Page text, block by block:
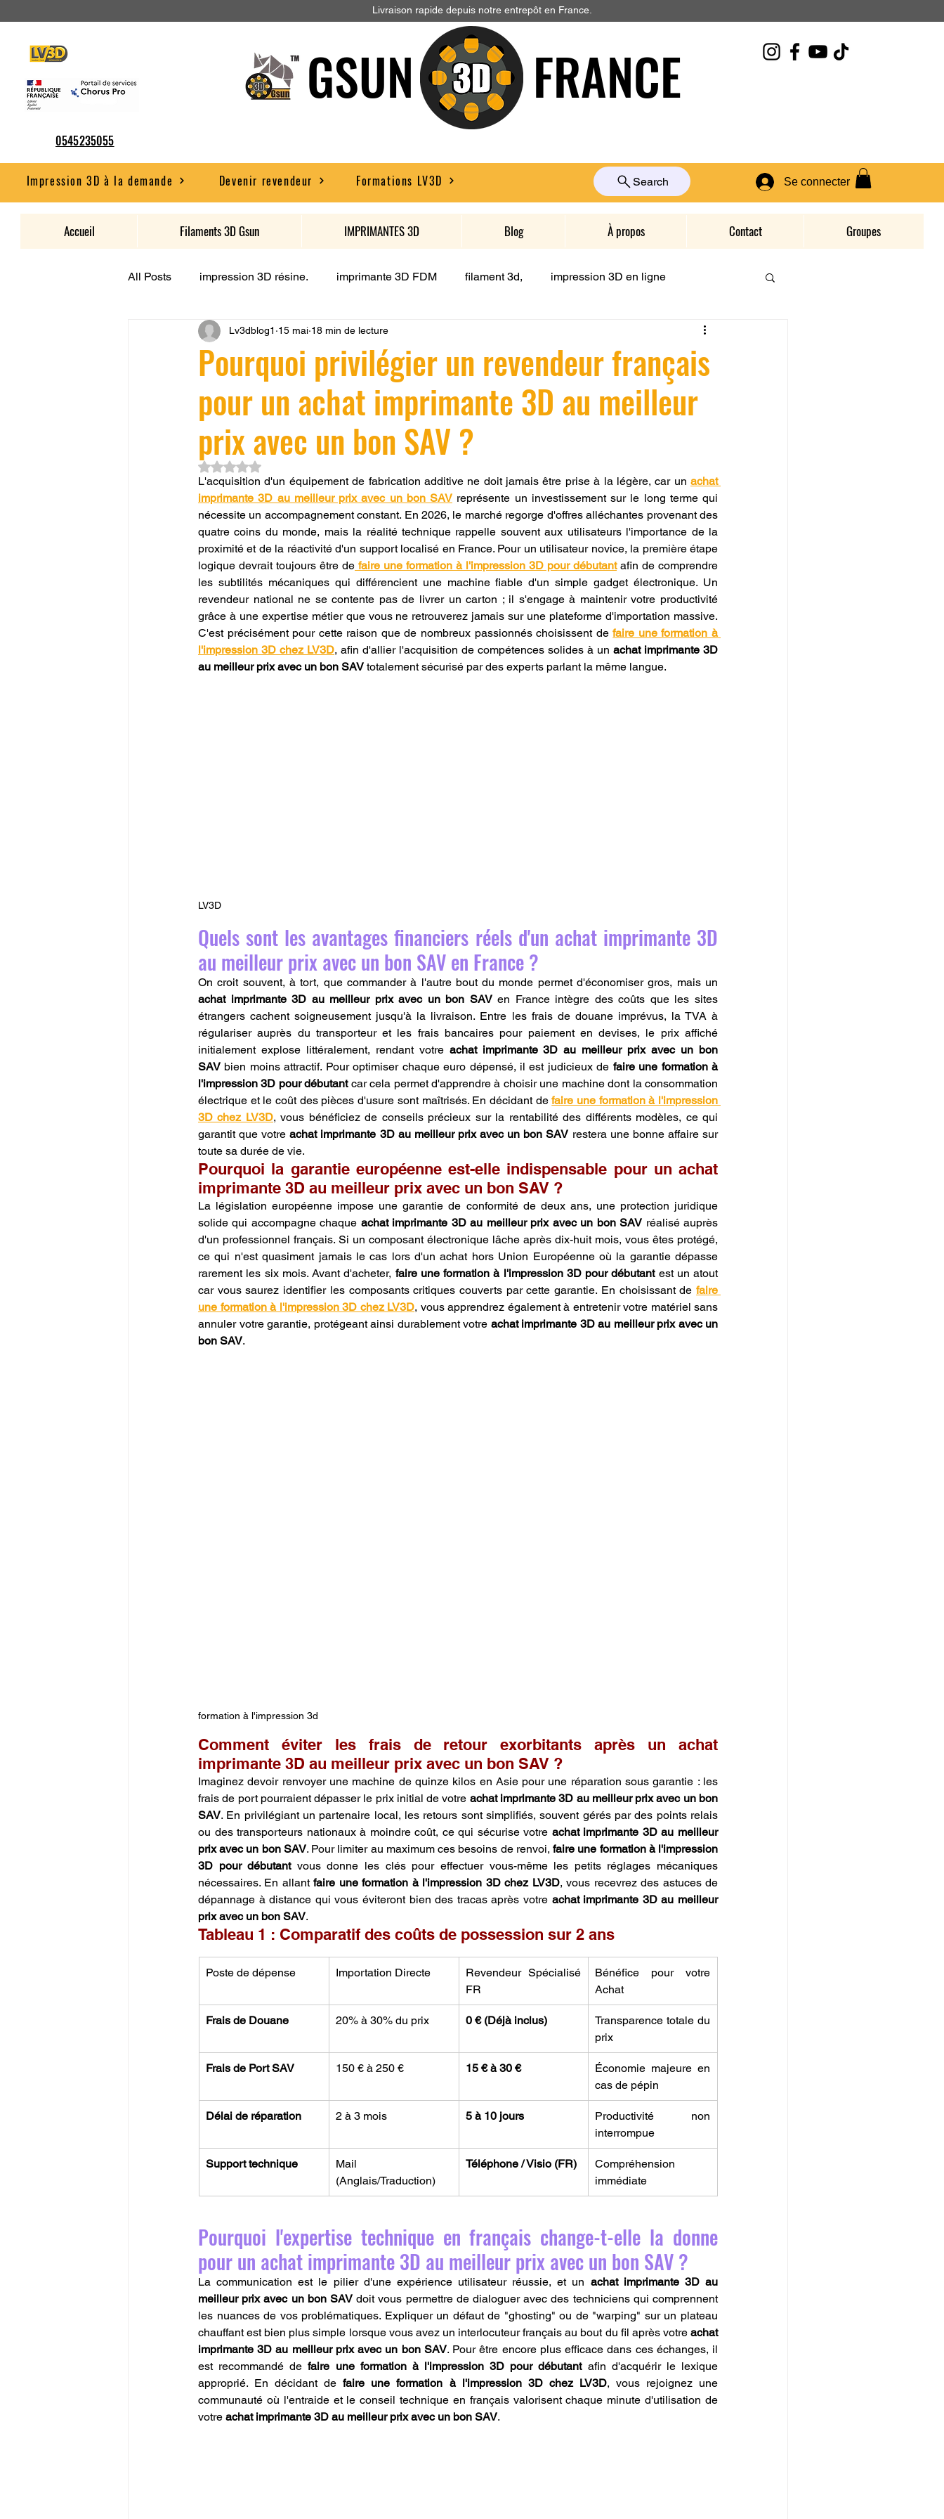
Livraison rapide depuis notre entrepôt en France.
0545235055
GSUN FRANCE
Impression 3D à la demande Devenir revendeur Formations LV3D Se connecter
Search
Accueil Filaments 3D Gsun IMPRIMANTES 3D Blog À propos Contact Groupes
All Posts impression 3D résine. imprimante 3D FDM filament 3d, impression 3D en ligne
CONCESSION LV3D JEU LV3D Formation
Formation à l'impression 3D CPF impression 3D à la demande Formation 3D en ligne.
filament 3D Refaire une piece en 3D Filament PETG
Entretien imprimante 3D postraitement SNAPMAKER CRÉALITY SPARK X I7 CREALITY
Bambu Lab X2D fusion 360
Pourquoi privilégier un revendeur français
pour un achat imprimante 3D au meilleur
prix avec un bon SAV ?
Lv3dblog1 15 mai 18 min de lecture
Noté NaN étoiles sur 5.
L'acquisition d'un équipement de fabrication additive ne doit jamais être prise à la légère, car un achat
imprimante 3D au meilleur prix avec un bon SAV représente un investissement sur le long terme qui
nécessite un accompagnement constant. En 2026, le marché regorge d'offres alléchantes provenant des
quatre coins du monde, mais la réalité technique rappelle souvent aux utilisateurs l'importance de la
proximité et de la réactivité d'un support localisé en France. Pour un utilisateur novice, la première étape
logique devrait toujours être de faire une formation à l'impression 3D pour débutant afin de comprendre
les subtilités mécaniques qui différencient une machine fiable d'un simple gadget électronique. Un
revendeur national ne se contente pas de livrer un carton ; il s'engage à maintenir votre productivité
grâce à une expertise métier que vous ne retrouverez jamais sur une plateforme d'importation massive.
C'est précisément pour cette raison que de nombreux passionnés choisissent de faire une formation à
l'impression 3D chez LV3D, afin d'allier l'acquisition de compétences solides à un achat imprimante 3D
au meilleur prix avec un bon SAV totalement sécurisé par des experts parlant la même langue.
LV3D
Quels sont les avantages financiers réels d'un achat imprimante 3D
au meilleur prix avec un bon SAV en France ?
achat imprimante 3D au meilleur prix avec un bon SAV en France intègre des coûts que les sites
étrangers cachent soigneusement jusqu'à la livraison. Entre les frais de douane imprévus, la TVA à
régulariser auprès du transporteur et les frais bancaires pour paiement en devises, le prix affiché
initialement explose littéralement, rendant votre achat imprimante 3D au meilleur prix avec un bon
SAV bien moins attractif. Pour optimiser chaque euro dépensé, il est judicieux de faire une formation à
l'impression 3D pour débutant car cela permet d'apprendre à choisir une machine dont la consommation
électrique et le coût des pièces d'usure sont maîtrisés. En décidant de faire une formation à l'impression
3D chez LV3D, vous bénéficiez de conseils précieux sur la rentabilité des différents modèles, ce qui
garantit que votre achat imprimante 3D au meilleur prix avec un bon SAV restera une bonne affaire sur
toute sa durée de vie.
Pourquoi la garantie européenne est-elle indispensable pour un achat
imprimante 3D au meilleur prix avec un bon SAV ?
La législation européenne impose une garantie de conformité de deux ans, une protection juridique
solide qui accompagne chaque achat imprimante 3D au meilleur prix avec un bon SAV réalisé auprès
d'un professionnel français. Si un composant électronique lâche après dix-huit mois, vous êtes protégé,
ce qui n'est quasiment jamais le cas lors d'un achat hors Union Européenne où la garantie dépasse
rarement les six mois. Avant d'acheter, faire une formation à l'impression 3D pour débutant est un atout
car vous saurez identifier les composants critiques couverts par cette garantie. En choisissant de faire
une formation à l'impression 3D chez LV3D, vous apprendrez également à entretenir votre matériel sans
annuler votre garantie, protégeant ainsi durablement votre achat imprimante 3D au meilleur prix avec un
bon SAV.
formation à l'impression 3d
Comment éviter les frais de retour exorbitants après un achat
imprimante 3D au meilleur prix avec un bon SAV ?
Imaginez devoir renvoyer une machine de quinze kilos en Asie pour une réparation sous garantie : les
frais de port pourraient dépasser le prix initial de votre achat imprimante 3D au meilleur prix avec un bon
SAV. En privilégiant un partenaire local, les retours sont simplifiés, souvent gérés par des points relais
ou des transporteurs nationaux à moindre coût, ce qui sécurise votre achat imprimante 3D au meilleur
prix avec un bon SAV. Pour limiter au maximum ces besoins de renvoi, faire une formation à l'impression
3D pour débutant vous donne les clés pour effectuer vous-même les petits réglages mécaniques
nécessaires. En allant faire une formation à l'impression 3D chez LV3D, vous recevrez des astuces de
dépannage à distance qui vous éviteront bien des tracas après votre achat imprimante 3D au meilleur
prix avec un bon SAV.
Tableau 1 : Comparatif des coûts de possession sur 2 ans
Poste de dépense Importation Directe
Revendeur Spécialisé
FR
Bénéfice pour votre
Achat
Frais de Douane 20% à 30% du prix 0 € (Déjà inclus)
Transparence totale du
prix
Frais de Port SAV 150 € à 250 € 15 € à 30 €
Économie majeure en
cas de pépin
Délai de réparation 2 à 3 mois 5 à 10 jours
Productivité non
interrompue
Support technique
Mail
(Anglais/Traduction)
Téléphone / Visio (FR)
Compréhension
immédiate
Pourquoi l'expertise technique en français change-t-elle la donne
pour un achat imprimante 3D au meilleur prix avec un bon SAV ?
La communication est le pilier d'une expérience utilisateur réussie, et un achat imprimante 3D au
meilleur prix avec un bon SAV doit vous permettre de dialoguer avec des techniciens qui comprennent
les nuances de vos problématiques. Expliquer un défaut de "ghosting" ou de "warping" sur un plateau
chauffant est bien plus simple lorsque vous avez un interlocuteur français au bout du fil après votre achat
imprimante 3D au meilleur prix avec un bon SAV. Pour être encore plus efficace dans ces échanges, il
est recommandé de faire une formation à l'impression 3D pour débutant afin d'acquérir le lexique
approprié. En décidant de faire une formation à l'impression 3D chez LV3D, vous rejoignez une
communauté où l'entraide et le conseil technique en français valorisent chaque minute d'utilisation de
votre achat imprimante 3D au meilleur prix avec un bon SAV.